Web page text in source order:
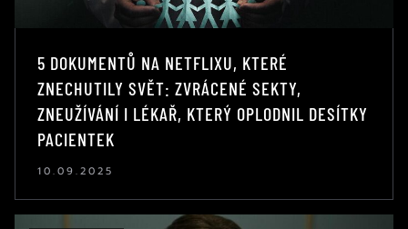
5 DOKUMENTŮ NA NETFLIXU, KTERÉ
ZNECHUTILY SVĚT: ZVRÁCENÉ SEKTY,
ZNEUŽÍVÁNÍ I LÉKAŘ, KTERÝ OPLODNIL DESÍTKY
PACIENTEK
10.09.2025